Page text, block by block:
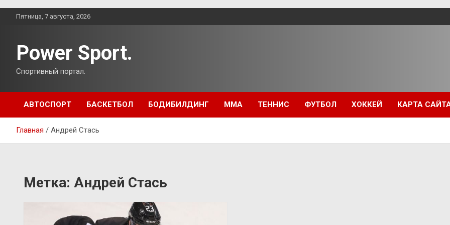
ПерейтиПятница, 7 августа, 2026
Power Sport.
Спортивный портал.
АВТОСПОРТ БАСКЕТБОЛ БОДИБИЛДИНГ ММА ТЕННИС ФУТБОЛ ХОККЕЙ КАРТА
Главная Андрей Стась
Метка: Андрей Стась